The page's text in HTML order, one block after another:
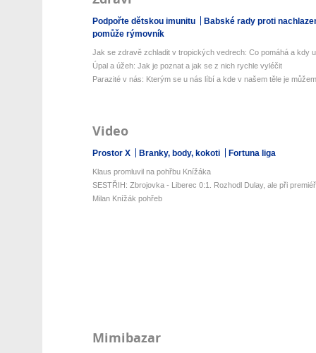
Podpořte dětskou imunitu
Babské rady proti
pomůže rýmovník
Jak se zdravě zchladit v tropických vedrech: Co pomáhá a kdy
Úpal a úžeh: Jak je poznat a jak se z nich rychle vyléčit
Parazité v nás: Kterým se u nás líbí a kde v našem těle je
Video
Prostor X Branky, body, kokoti Fortuna liga
Klaus promluvil na pohřbu Knížáka
SESTŘIH: Zbrojovka - Liberec 0:1. Rozhodl Dulay, ale při
Milan Knížák pohřeb
Mimibazar